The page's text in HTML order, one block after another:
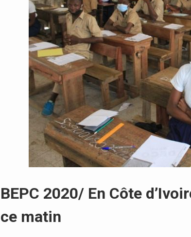
BEPC 2020/ En Côte
ce matin